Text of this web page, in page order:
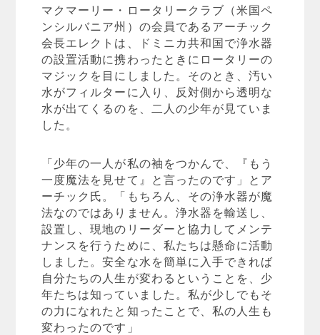
マクマーリー・ロータリークラブ（米国ペ
ンシルバニア州）の会員であるアーチック
会長エレクトは、ドミニカ共和国で浄水器
の設置活動に携わったときにロータリーの
マジックを目にしました。そのとき、汚い
水がフィルターに入り、反対側から透明な
水が出てくるのを、二人の少年が見ていま
した。
「少年の一人が私の袖をつかんで、『もう
一度魔法を見せて』と言ったのです」とア
ーチック氏。「もちろん、その浄水器が魔
法なのではありません。浄水器を輸送し、
設置し、現地のリーダーと協力してメンテ
ナンスを行うために、私たちは懸命に活動
しました。安全な水を簡単に入手できれば
自分たちの人生が変わるということを、少
年たちは知っていました。私が少しでもそ
の力になれたと知ったことで、私の人生も
変わったのです」